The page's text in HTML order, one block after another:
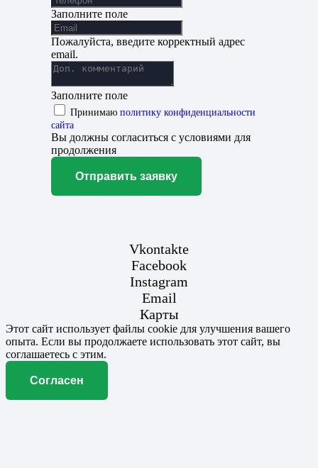
Заполните поле
Пожалуйста, введите корректный адрес
email.
Заполните поле
Принимаю политику конфиденциальности
сайта
Вы должны согласиться с условиями для
продолжения
Отправить заявку
Vkontakte
Facebook
Instagram
Email
Карты
Этот сайт использует файлы cookie для улучшения вашего
опыта. Если вы продолжаете использовать этот сайт, вы
соглашаетесь с этим.
Согласен